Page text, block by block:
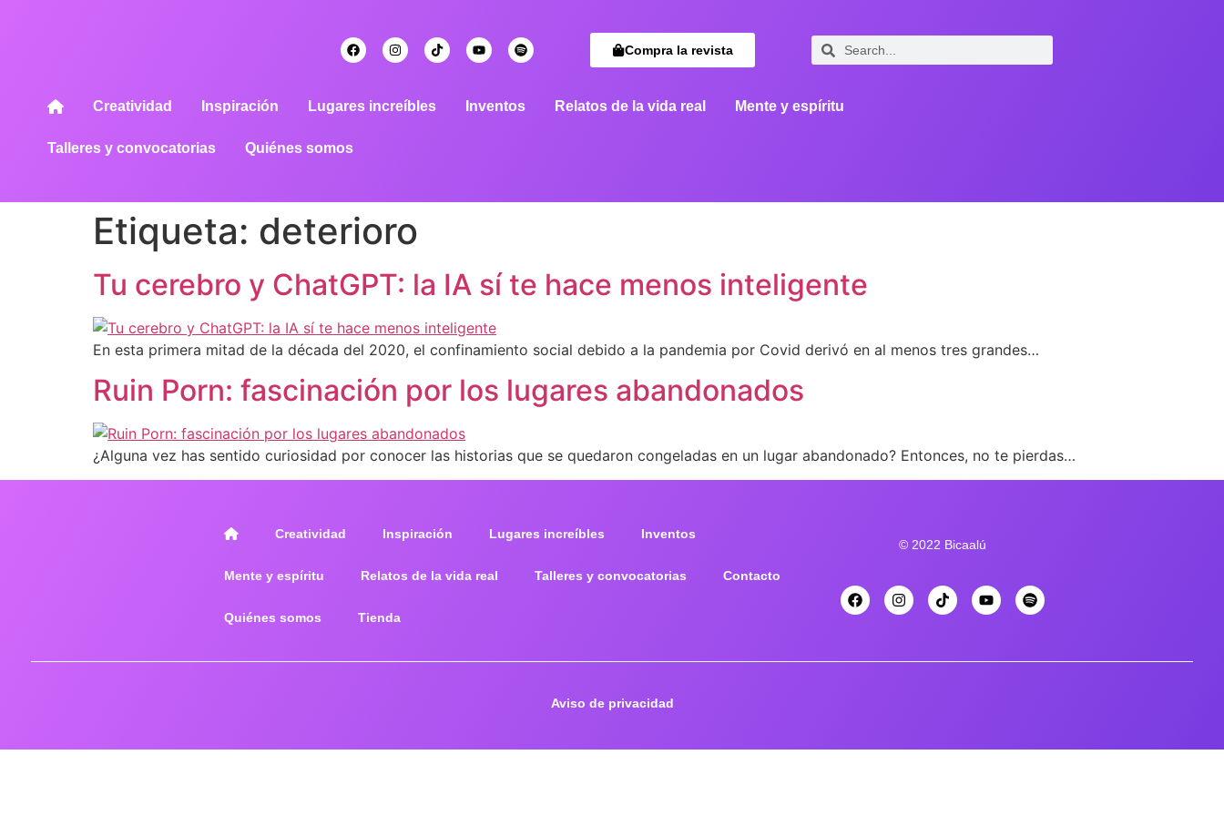
Compra la revista
Creatividad Inspiración Lugares increíbles Inventos Relatos de la vida real Mente y espíritu
Talleres y convocatorias Quiénes somos
Etiqueta: deterioro
Tu cerebro y ChatGPT: la IA sí te hace menos inteligente
En esta primera mitad de la década del 2020, el confinamiento social debido a la pandemia por Covid derivó en al menos tres grandes…
Ruin Porn: fascinación por los lugares abandonados
¿Alguna vez has sentido curiosidad por conocer las historias que se quedaron congeladas en un lugar abandonado? Entonces, no te pierdas…
Creatividad Inspiración Lugares increíbles Inventos
Mente y espíritu Relatos de la vida real Talleres y convocatorias Contacto
Quiénes somos Tienda
© 2022 Bicaalú
Aviso de privacidad